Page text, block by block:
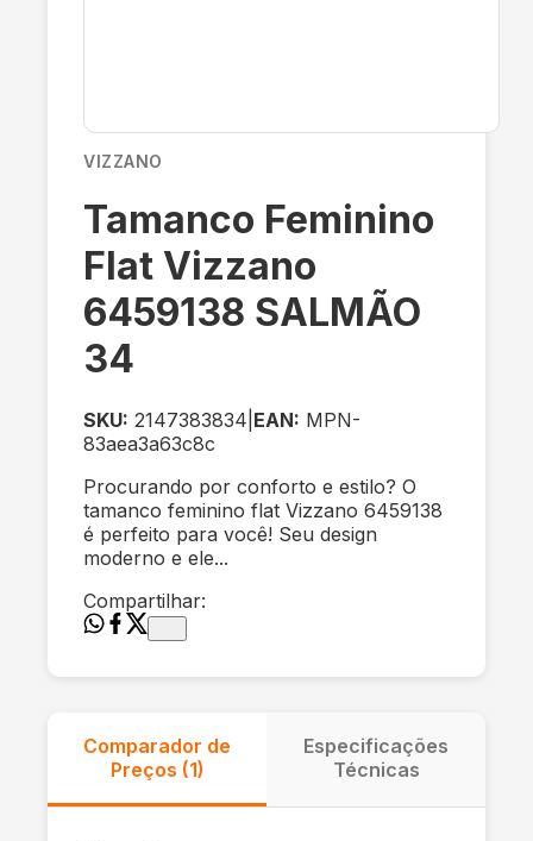
VIZZANO
Tamanco Feminino
Flat Vizzano
6459138 SALMÃO
34
SKU: 2147383834 EAN: MPN-
83aea3a63c8c
Procurando por conforto e estilo? O
tamanco feminino flat Vizzano 6459138
é perfeito para você! Seu design
moderno e ele...
Compartilhar:
Comparador de
Preços (1)
Especificações
Técnicas